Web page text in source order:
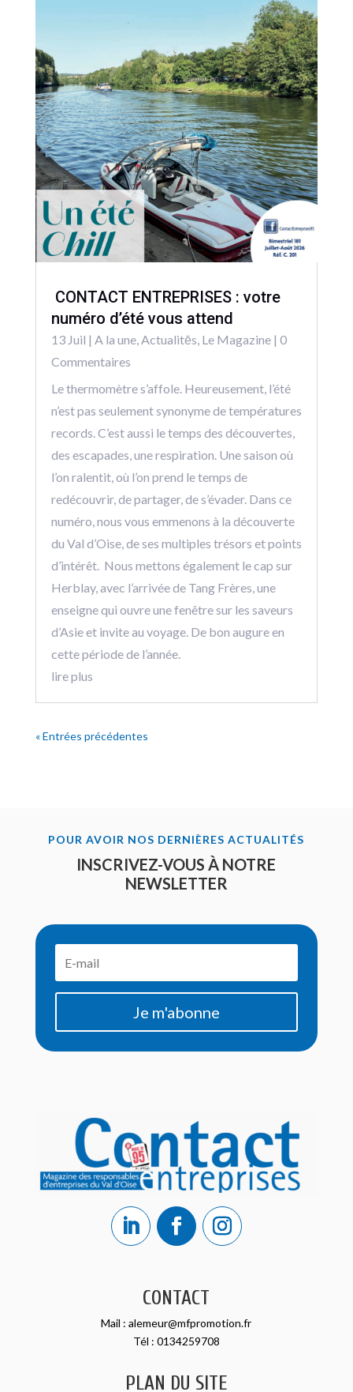
CONTACT ENTREPRISES : votre
numéro d’été vous attend
13 Juil | A la une, Actualitēs Le Magazine| 0
Commentaires
Le thermomètre s’affole. Heureusement, l’été
n’est pas seulement synonyme de températures
records. C’est aussi le temps des découvertes,
des escapades, une respiration. Une saison où
l’on ralentit, où l’on prend le temps de
redécouvrir, de partager, de s’évader. Dans ce
numéro, nous vous emmenons à la découverte
du Val d’Oise, de ses multiples trésors et points
d’intérêt. Nous mettons également le cap sur
Herblay, avec l’arrivée de Tang Frères, une
enseigne qui ouvre une fenêtre sur les saveurs
d’Asie et invite au voyage. De bon augure en
cette période de l’année.
lire plus
« Entrées précédentes
POUR AVOIR NOS DERNIÈRES ACTUALITÉS
INSCRIVEZ-VOUS À NOTRE
NEWSLETTER
Je m'abonne
CONTACT
Mail :alemeur@mfpromotion.fr
Tél : 0134259708
PLAN DU SITE